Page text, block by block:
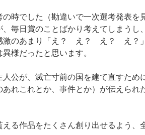
時でした（勘違いで一次選考発表
毎日賞のことばかり考えてしまう
激のあまり「え？ え？ え？ え？
様だったと思います。
公が、滅亡寸前の国を建て直すた
れこれとか、事件とか）が伝えら
る作品をたくさん創り出せるよう